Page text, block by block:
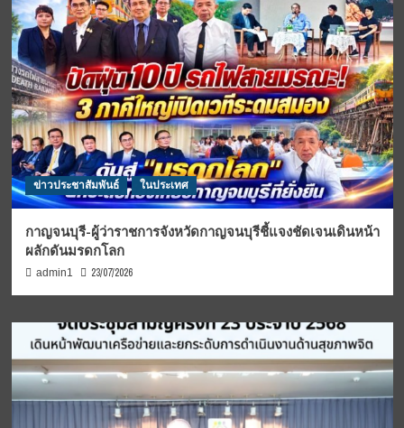
ข่าวประชาสัมพันธ์ ในประเทศ
กาญจนบุรี-ผู้ว่าราชการจังหวัดกาญจนบุรีชี้แจงชัดเจนเดินหน้า
ผลักดันมรดกโลก
admin1 23/07/2026